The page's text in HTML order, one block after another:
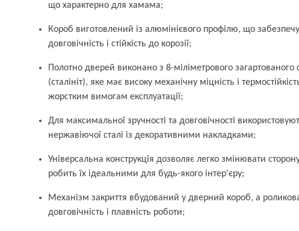
що характерно для хамама;
Короб виготовлений із алюмінієвого профілю, що
довговічність і стійкість до корозії;
Полотно дверей виконано з 8-міліметрового загартованого
(сталініт), яке має високу механічну міцність і
жорстким вимогам експлуатації;
Для максимальної зручності та довговічності
нержавіючої сталі із декоративними накладками;
Універсальна конструкція дозволяє легко змінювати
робить їх ідеальними для будь-якого інтер'єру;
Механізм закриття вбудований у дверний короб, а
довговічність і плавність роботи;